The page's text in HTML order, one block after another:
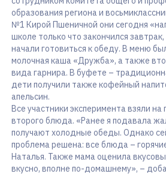
образования региона и
№1 Кирой Пшеничной они сегодня
школе только что закончился
начали готовиться к обеду. В меню
молочная каша «Дружба», а также
вида гарнира. В буфете –
дети получили также кофейный
апельсин.
Все участники эксперимента взяли на
второго блюда. «Ранее я подавала
получают холодные обеды. Однако
проблема решена: все блюда –
Наталья. Также мама оценила
вкусно, вполне по-домашнему», –